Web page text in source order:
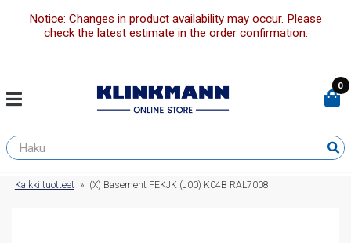
Notice: Changes in product availability may occur. Please
check the latest estimate in the order confirmation.
0
Kaikki tuotteet » (X) Basement FEKJK (J00) K04B RAL7008